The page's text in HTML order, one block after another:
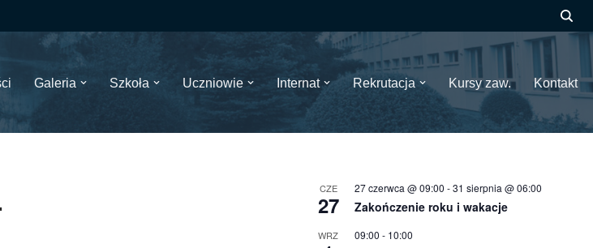
Galeria Szkoła Uczniowie Internat Rekrutacja Kursy zaw. Kontakt
CZE
27
27 czerwca @ 09:00 -31 sierpnia @ 06:00
Zakończenie roku i wakacje
WRZ 09:00 - 10:00